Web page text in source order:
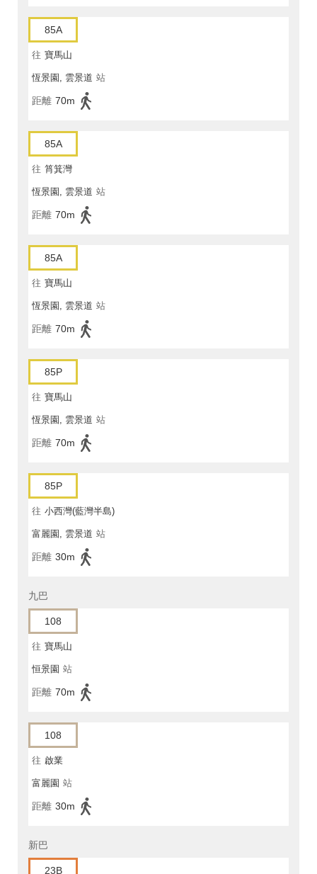
85A
往 寶馬山
恆景園, 雲景道 站
距離 70m
85A
往 筲箕灣
恆景園, 雲景道 站
距離 70m
85A
往 寶馬山
恆景園, 雲景道 站
距離 70m
85P
往 寶馬山
恆景園, 雲景道 站
距離 70m
85P
往 小西灣(藍灣半島)
富麗園, 雲景道 站
距離 30m
九巴
108
往 寶馬山
恒景園 站
距離 70m
108
往 啟業
富麗園 站
距離 30m
新巴
23B